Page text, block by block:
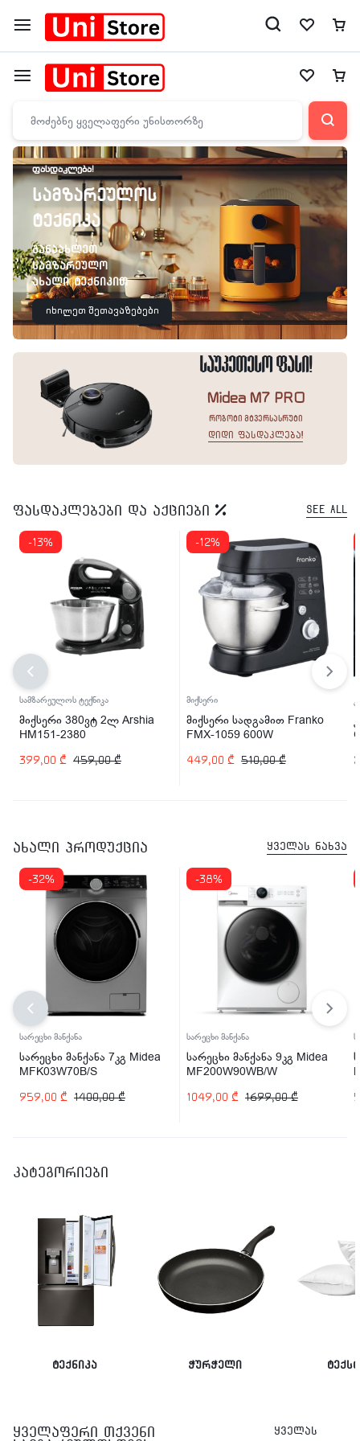
ᲤᲐᲡᲓᲐᲙᲚᲔᲑᲐ!
სამზარეულოს
ტექნიკა
განაახლეთ
სამზარეულო
ახალი ტექნიკით
იხილეთ შეთავაზებები
საუკეთესო ფასი!
Midea M7 PRO
რობოტი მტვერსასრუტი
დიდი ფასდაკლება!
ფასდაკლებები და აქციები See All
-13%
სამზარეულოს ტექნიკა
მიქსერი 380ვტ 2ლ Arshia
HM151-2380
459,00₾
399,00 ₾
-12%
მიქსერი
მიქსერი სადგამით Franko
FMX-1059 600W
510,00₾
449,00 ₾
ახალი პროდუქცია ყველას ნახვა
-32%
სარეცხი მანქანა
სარეცხი მანქანა 7კგ Midea
MFK03W70B/S
1400,00₾
959,00 ₾
-38%
სარეცხი მანქანა
სარეცხი მანქანა 9კგ Midea
MF200W90WB/W
1699,00₾
1049,00 ₾
კატეგორიები
ტექნიკა ჭურჭელი
ყველაფერი თქვენი
ყველას